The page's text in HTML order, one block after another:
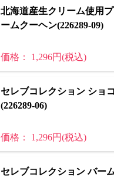
北海道産生クリーム使用
ームクーヘン(226289-09)
価格： 1,296円(税込)
セレブコレクション ショ
(226289-06)
価格： 1,296円(税込)
セレブコレクション バー